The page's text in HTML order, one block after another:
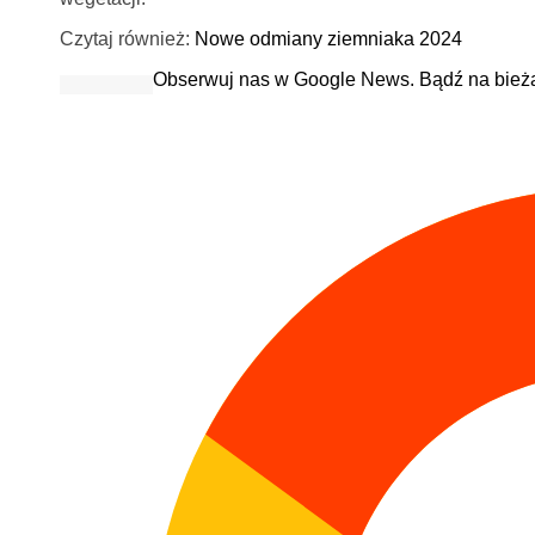
Czytaj również: Nowe odmiany ziemniaka 2024
Obserwuj nas w Google News. Bądź na